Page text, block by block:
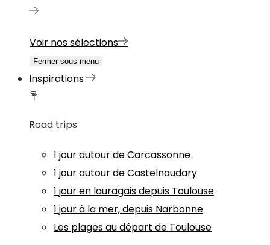
Voir nos sélections
Fermer sous-menu
Inspirations
Road trips
1 jour autour de Carcassonne
1 jour autour de Castelnaudary
1 jour en lauragais depuis Toulouse
1 jour à la mer, depuis Narbonne
Les plages au départ de Toulouse